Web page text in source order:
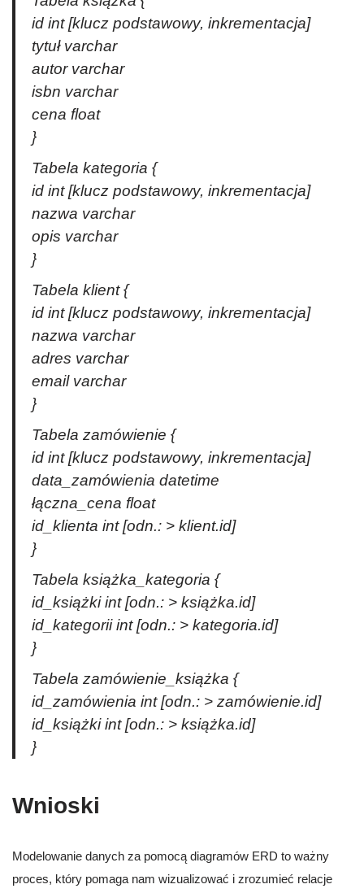
id int [klucz podstawowy, inkrementacja]
tytuł varchar
autor varchar
isbn varchar
cena float
}
Tabela kategoria {
id int [klucz podstawowy, inkrementacja]
nazwa varchar
opis varchar
}
Tabela klient {
id int [klucz podstawowy, inkrementacja]
nazwa varchar
adres varchar
email varchar
}
Tabela zamówienie {
id int [klucz podstawowy, inkrementacja]
data_zamówienia datetime
łączna_cena float
id_klienta int [odn.: > klient.id]
}
Tabela książka_kategoria {
id_książki int [odn.: > książka.id]
id_kategorii int [odn.: > kategoria.id]
}
Tabela zamówienie_książka {
id_zamówienia int [odn.: > zamówienie.id]
id_książki int [odn.: > książka.id]
}
Wnioski
Modelowanie danych za pomocą diagramów ERD to ważny
proces, który pomaga nam wizualizować i zrozumieć relacje